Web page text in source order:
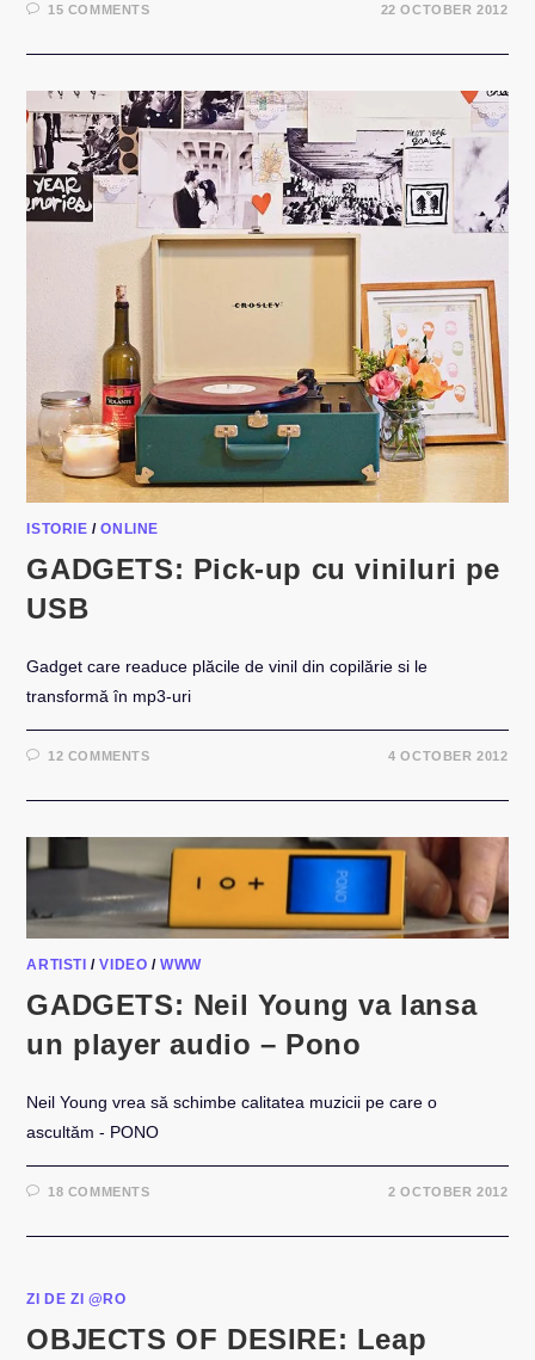
15 COMMENTS 22 OCTOBER 2012
ISTORIE /ONLINE
GADGETS: Pick-up cu viniluri pe
USB
Gadget care readuce plăcile de vinil din copilărie si le
transformă în mp3-uri
12 COMMENTS 4 OCTOBER 2012
ARTISTI /VIDEO /WWW
GADGETS: Neil Young va lansa
un player audio – Pono
Neil Young vrea să schimbe calitatea muzicii pe care o
ascultăm - PONO
18 COMMENTS 2 OCTOBER 2012
ZI DE ZI @RO
OBJECTS OF DESIRE: Leap